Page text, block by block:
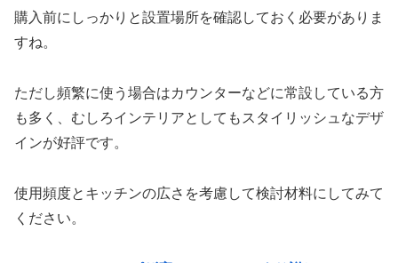
購入前にしっかりと設置場所を確認しておく必要がありま
すね。
ただし頻繁に使う場合はカウンターなどに常設している方
も多く、むしろインテリアとしてもスタイリッシュなデザ
インが好評です。
使用頻度とキッチンの広さを考慮して検討材料にしてみて
ください。